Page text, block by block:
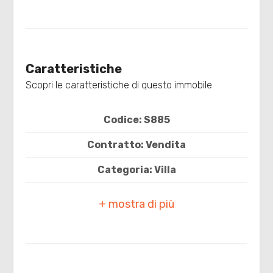
Caratteristiche
Scopri le caratteristiche di questo immobile
Codice: S885
Contratto: Vendita
Categoria: Villa
39
4